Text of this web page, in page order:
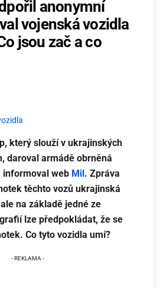
anonymní
vojenská vozidla
jsou zač a co
který slouží v ukrajinských
daroval armádě obrněná
informoval web Mil . Zpráva
těchto vozů ukrajinská
na základě jedné ze
lze předpokládat, že se
Co tyto vozidla umí?